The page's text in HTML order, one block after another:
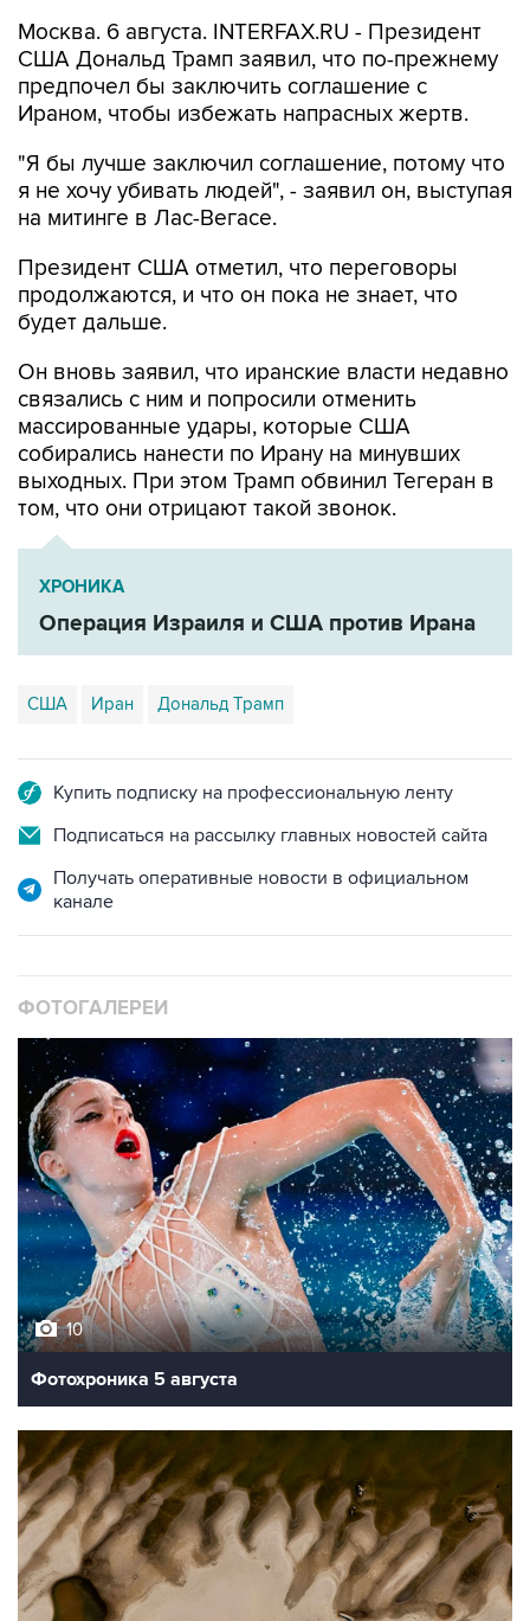
предпочел бы заключить соглашение с
Ираном, чтобы избежать напрасных жертв.
"Я бы лучше заключил соглашение, потому что
на митинге в Лас-Вегасе.
Президент США отметил, что переговоры
будет дальше.
Он вновь заявил, что иранские власти недавно
массированные удары, которые США
собирались нанести по Ирану на минувших
выходных. При этом Трамп обвинил Тегеран в
том, что они отрицают такой звонок.
ХРОНИКА
Операция Израиля и США против Ирана
США Иран Дональд Трамп
Подписаться на рассылку главных новостей сайта
Получать оперативные новости в официальном
канале
10
Фотохроника 5 августа